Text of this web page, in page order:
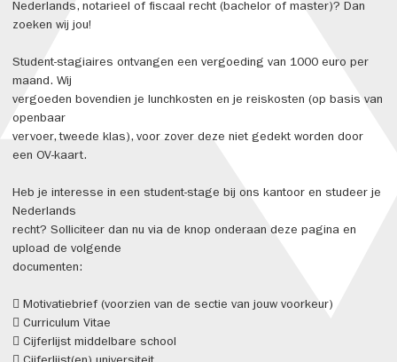
Nederlands, notarieel of fiscaal recht (bachelor of master)? Dan
zoeken wij jou!
Student-stagiaires ontvangen een vergoeding van 1000 euro per
maand. Wij
vergoeden bovendien je lunchkosten en je reiskosten (op basis van
openbaar
vervoer, tweede klas), voor zover deze niet gedekt worden door
een OV-kaart.
Heb je interesse in een student-stage bij ons kantoor en studeer je
Nederlands
recht? Solliciteer dan nu via de knop onderaan deze pagina en
upload de volgende
documenten:
 Motivatiebrief (voorzien van de sectie van jouw voorkeur)
 Curriculum Vitae
 Cijferlijst middelbare school